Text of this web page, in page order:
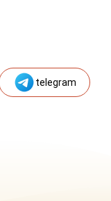
telegram